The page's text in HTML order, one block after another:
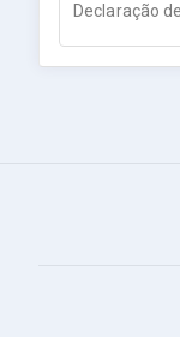
Declaração